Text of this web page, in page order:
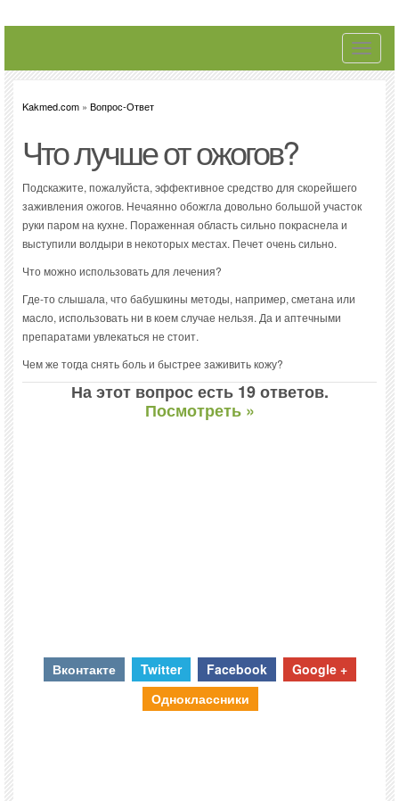
Toggle
Kakmed.com » Вопрос-Ответ
Что лучше от ожогов?
Подскажите, пожалуйста, эффективное средство для скорейшего
заживления ожогов. Нечаянно обожгла довольно большой участок
руки паром на кухне. Пораженная область сильно покраснела и
выступили волдыри в некоторых местах. Печет очень сильно.
Что можно использовать для лечения?
Где-то слышала, что бабушкины методы, например, сметана или
масло, использовать ни в коем случае нельзя. Да и аптечными
препаратами увлекаться не стоит.
Чем же тогда снять боль и быстрее заживить кожу?
На этот вопрос есть 19 ответов.
Посмотреть »
Вконтакте Twitter Facebook
Google +
Одноклассники